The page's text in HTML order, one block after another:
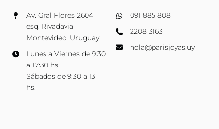
Av. Gral Flores 2604
esq. Rivadavia
Montevideo, Uruguay
Lunes a Viernes de 9:30
a 17:30 hs.
Sábados de 9:30 a 13
hs.
091 885 808
2208 3163
hola@parisjoyas.uy